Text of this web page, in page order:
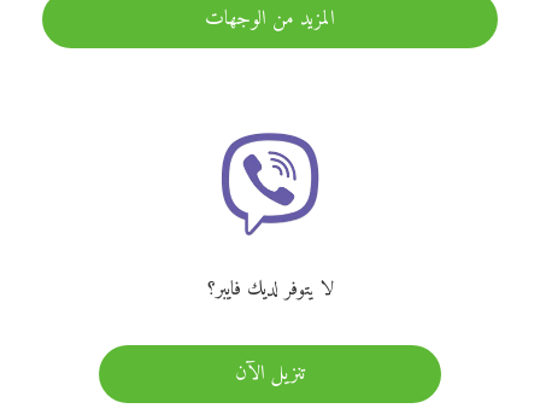
المزيد من الوجهات
لا يتوفر لديك فايبر؟
تنزيل الآن